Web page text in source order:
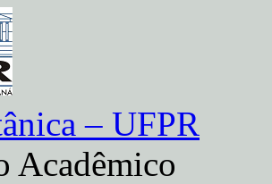
– UFPR
Acadêmico